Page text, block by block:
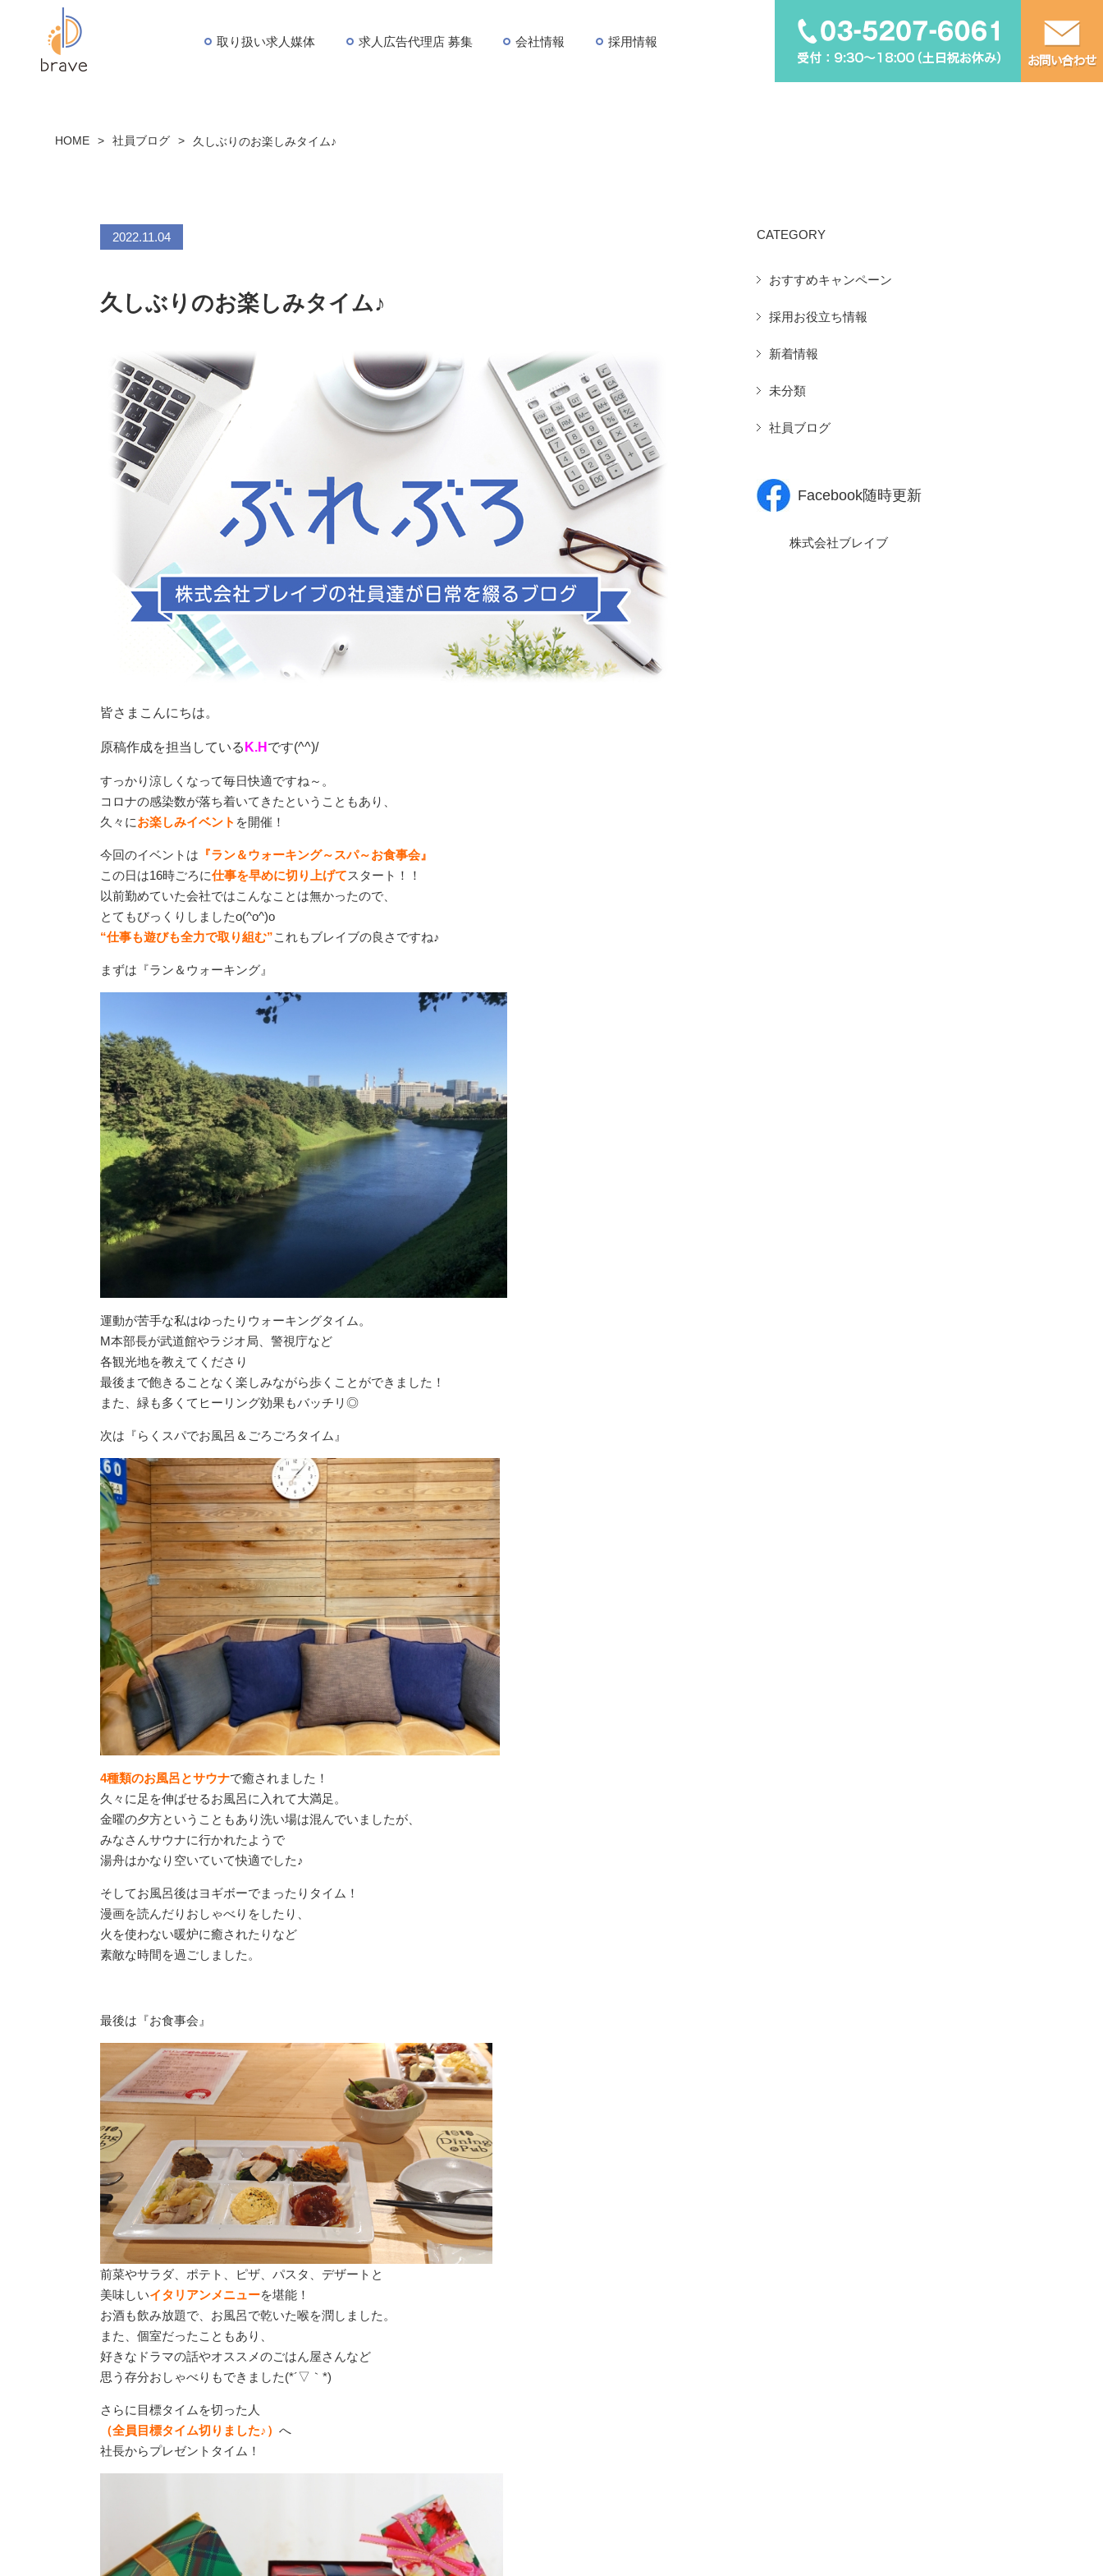
取り扱い求人媒体 求人広告代理店 募集 会社情報 採用情報
HOME > 社員ブログ > 久しぶりのお楽しみタイム♪
2022.11.04
久しぶりのお楽しみタイム♪
皆さまこんにちは。
原稿作成を担当している K.H です(^^)/
すっかり涼しくなって毎日快適ですね～。
コロナの感染数が落ち着いてきたということもあり、
久々にお楽しみイベント を開催！
今回のイベントは 『ラン＆ウォーキング～スパ～お食事会』
この日は16時ごろに仕事を早めに切り上げてスタート！！
以前勤めていた会社ではこんなことは無かったので、
とてもびっくりしましたo(^o^)o
“仕事も遊びも全力で取り組む”これもブレイブの良さですね♪
まずは『ラン＆ウォーキング』
運動が苦手な私はゆったりウォーキングタイム。
M本部長が武道館やラジオ局、警視庁など
各観光地を教えてくださり
最後まで飽きることなく楽しみながら歩くことができました！
また、緑も多くてヒーリング効果もバッチリ◎
次は『らくスパでお風呂＆ごろごろタイム』
4種類のお風呂とサウナで癒されました！
久々に足を伸ばせるお風呂に入れて大満足。
金曜の夕方ということもあり洗い場は混んでいましたが、
みなさんサウナに行かれたようで
湯舟はかなり空いていて快適でした♪
そしてお風呂後はヨギボーでまったりタイム！
漫画を読んだりおしゃべりをしたり、
火を使わない暖炉に癒されたりなど
素敵な時間を過ごしました。
最後は『お食事会』
前菜やサラダ、ポテト、ピザ、パスタ、デザートと
美味しいイタリアンメニューを堪能！
お酒も飲み放題で、お風呂で乾いた喉を潤しました。
また、個室だったこともあり、
好きなドラマの話やオススメのごはん屋さんなど
思う存分おしゃべりもできました(*´▽｀*)
さらに目標タイムを切った人
（全員目標タイム切りました♪） へ
社長からプレゼントタイム！
CATEGORY
おすすめキャンペーン
採用お役立ち情報
新着情報
未分類
社員ブログ
Facebook随時更新
株式会社ブレイブ